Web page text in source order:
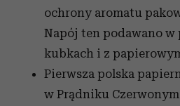
ochrony aromatu
Napój ten podawano w
kubkach i z
Pierwsza polska
w Prądniku